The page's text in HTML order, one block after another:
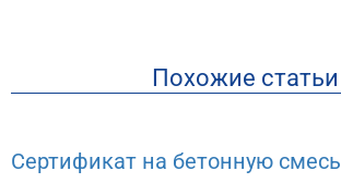
Похожие статьи
Сертификат на бетонную смесь